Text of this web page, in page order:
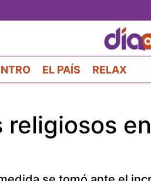
EL PAÍS RELAX